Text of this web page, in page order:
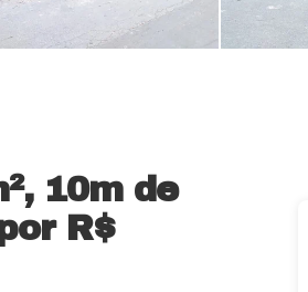
10m de
R$